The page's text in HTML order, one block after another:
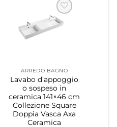
ARREDO BAGNO
Lavabo d’appoggio
o sospeso in
ceramica 141×46 cm
Collezione Square
Doppia Vasca Axa
Ceramica